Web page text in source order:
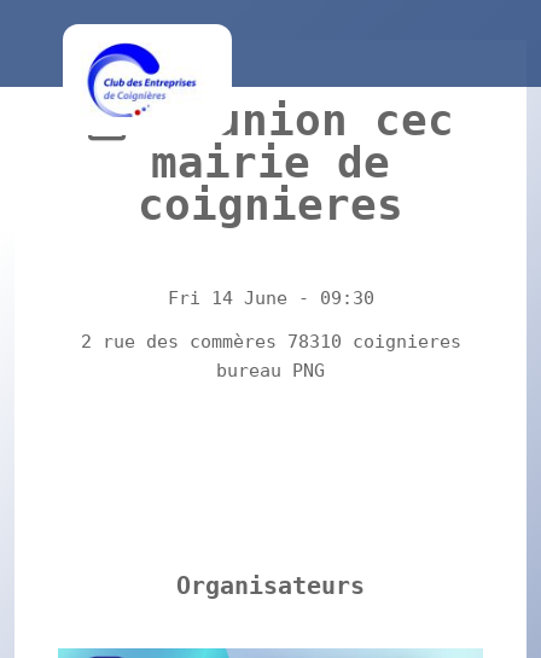
reunion cec
mairie de
coignieres
Fri 14 June - 09:30
2 rue des commères 78310 coignieres
bureau PNG
Organisateurs